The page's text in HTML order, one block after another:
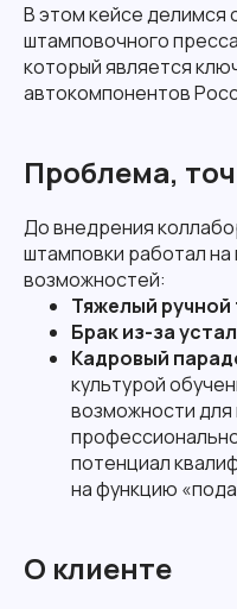
В этом кейсе делимся
штамповочного
который является
автокомпонентов
Проблема,
До внедрения
штамповки работал
возможностей:
Тяжелый ручной
Брак из-за
Кадровый
культурой
возможности для
потенциал
на функцию
О клиенте